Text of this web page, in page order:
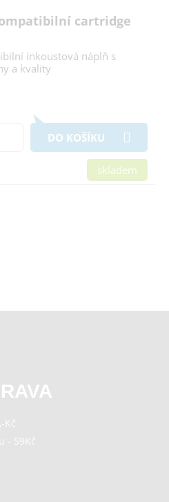
cartridge
inkoustová náplň s
a kvality
DO KOŠÍKU
skladem
Kč
- 59Kč